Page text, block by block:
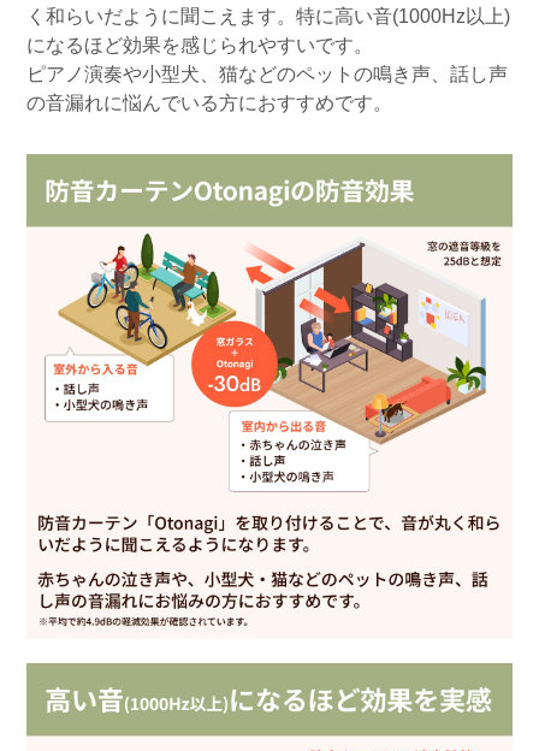
く和らいだように聞こえます。特に高い音(1000Hz以上)
になるほど効果を感じられやすいです。
ピアノ演奏や小型犬、猫などのペットの鳴き声、話し声
の音漏れに悩んでいる方におすすめです。